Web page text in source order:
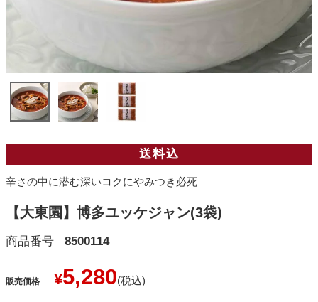
送料込
辛さの中に潜む深いコクにやみつき必死
【大東園】博多ユッケジャン(3袋)
商品番号 8500114
販売価格 ¥5,280